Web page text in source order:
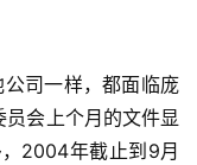
司一样，都面临庞
会上个月的文件显
2004年截止到9月